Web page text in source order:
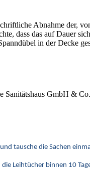
Abnahme der,
dass das auf Dauer
in der Decke
Sanitätshaus GmbH &
tausche die Sachen
Leihtücher binnen 10